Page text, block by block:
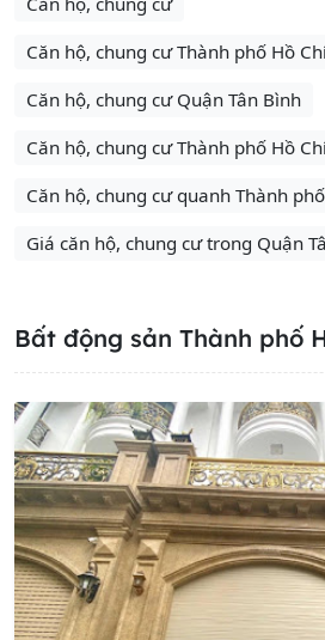
Căn hộ, chung cư Thành phố Hồ
Căn hộ, chung cư Quận Tân Bình
Căn hộ, chung cư Thành phố Hồ
Căn hộ, chung cư quanh Thành
Giá căn hộ, chung cư trong Quận
Bất động sản Thành phố